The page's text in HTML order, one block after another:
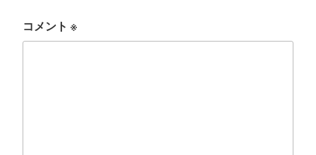
コメント ※